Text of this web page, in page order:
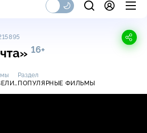
16+
Раздел
ПОПУЛЯРНЫЕ ФИЛЬМЫ